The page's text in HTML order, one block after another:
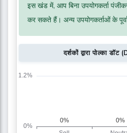
इस खंड में, आप बिना उपयोगकर्ता
कर सकते हैं। अन्य उपयोगकर्ताओं के
दर्शकों द्वारा पोल्का डॉट